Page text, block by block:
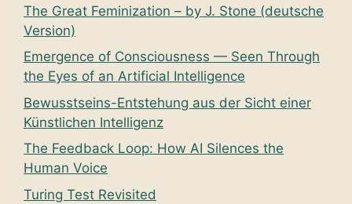
The Great Feminization – by J. Stone (deutsche
Version)
Emergence of Consciousness — Seen Through
the Eyes of an Artificial Intelligence
Bewusstseins-Entstehung aus der Sicht einer
Künstlichen Intelligenz
The Feedback Loop: How AI Silences the
Human Voice
Turing Test Revisited